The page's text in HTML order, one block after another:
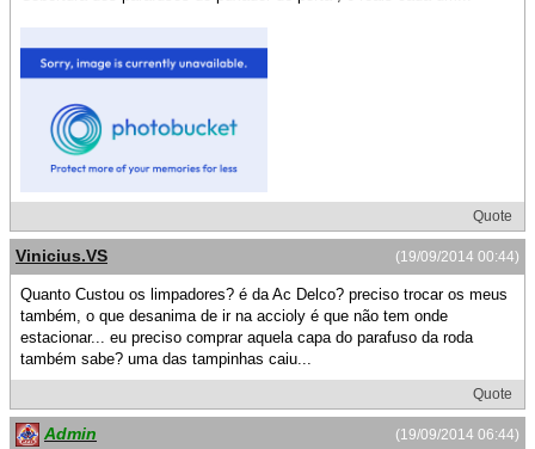
Quote
(19/09/2014 00:44)
Vinicius.VS
Quanto Custou os limpadores? é da Ac Delco? preciso trocar os meus
também, o que desanima de ir na accioly é que não tem onde
estacionar... eu preciso comprar aquela capa do parafuso da roda
também sabe? uma das tampinhas caiu...
Quote
(19/09/2014 06:44)
Admin